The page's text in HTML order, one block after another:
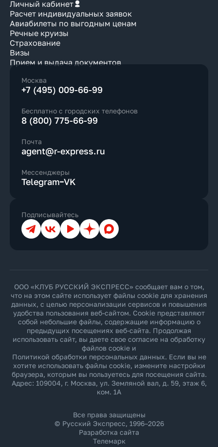
Личный кабинет
Расчет индивидуальных заявок
Авиабилеты по выгодным ценам
Речные круизы
Страхование
Визы
Прием и выдача документов
Москва
+7 (495) 009-66-99
Бесплатно с городских телефонов
8 (800) 775-66-99
Почта
agent@r-express.ru
Мессенджеры
Telegram VK
Подписывайтесь
ТелеграмВКонтакте
YouTubeДзен Max
ООО «КЛУБ РУССКИЙ ЭКСПРЕСС» сообщает вам о том,
что на этом сайте использует файлы cookie для хранения
данных, с целью персонализации сервисов и повышения
удобства пользования веб-сайтом. Cookie представляют
собой небольшие файлы, содержащие информацию о
предыдущих посещениях веб-сайта. Продолжая
использовать сайт, вы даете свое согласие на обработку
файлов cookie и
Политикой обработки персональных данных. Если вы не
хотите использовать файлы cookie, измените настройки
браузера, которым вы пользуетесь для посещения сайта.
Адрес: 109004, г. Москва, ул. Земляной вал, д. 59, этаж 6,
ком. 1А
Все права защищены
© Русский Экспресс, 1996–2026
Разработка сайта
Телемарк